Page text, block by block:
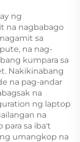
iimpake para
Matatanda at
Mag-asawa
ng
na nagbabago
sa
na nag-
kumpara sa
Nakikinabang
na pag-andar
na
ng laptop
na
para sa iba't
umangkop na